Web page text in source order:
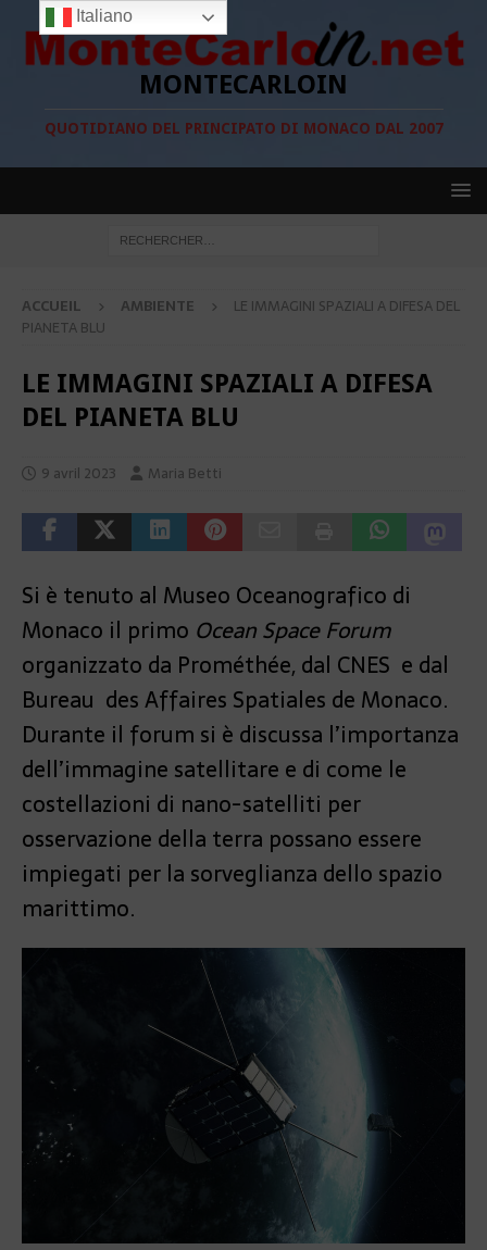
MONTECARLOIN
QUOTIDIANO DEL PRINCIPATO DI MONACO DAL 2007
ACCUEIL AMBIENTE
LE IMMAGINI SPAZIALI A DIFESA DEL
PIANETA BLU
LE IMMAGINI SPAZIALI A DIFESA
DEL PIANETA BLU
9 avril 2023 Maria Betti
Si è tenuto al Museo Oceanografico di
Monaco il primo Ocean Space Forum
organizzato da Prométhée, dal CNES e dal
Bureau des Affaires Spatiales de Monaco.
Durante il forum si è discussa l’importanza
dell’immagine satellitare e di come le
costellazioni di nano-satelliti per
osservazione della terra possano essere
impiegati per la sorveglianza dello spazio
marittimo.
Italiano